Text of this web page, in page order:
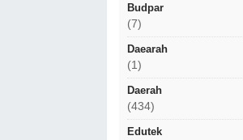
Budpar
(7)
Daearah
(1)
Daerah
(434)
Edutek